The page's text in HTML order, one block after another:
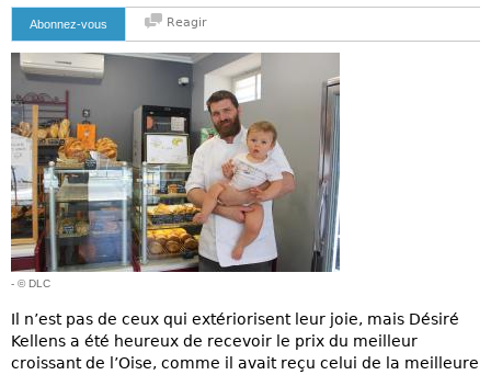
Abonnez-vous Reagir
- © DLC
Il n’est pas de ceux qui extériorisent leur joie, mais Désiré
Kellens a été heureux de recevoir le prix du meilleur
croissant de l’Oise, comme il avait reçu celui de la meilleure